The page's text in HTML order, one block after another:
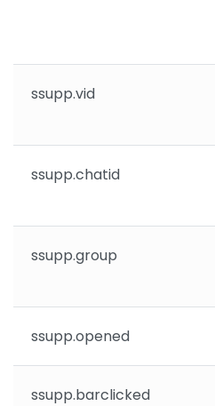
ssupp.vid
ssupp.chatid
ssupp.group
ssupp.opened
ssupp.barclicked